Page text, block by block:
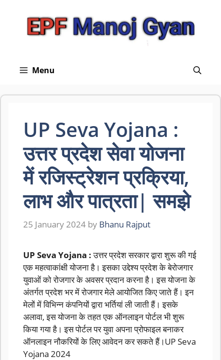
Menu
UP Seva Yojana :
उत्तर प्रदेश सेवा योजना
में रजिस्ट्रेशन प्रक्रिया,
लाभ और पात्रता| समझे
25 January 2024 by Bhanu Rajput
UP Seva Yojana :उत्तर प्रदेश सरकार द्वारा शुरू की गई
एक महत्वाकांक्षी योजना है। इसका उद्देश्य प्रदेश के बेरोजगार
युवाओं को रोजगार के अवसर प्रदान करना है। इस योजना के
अंतर्गत प्रदेश भर में रोजगार मेले आयोजित किए जाते हैं। इन
मेलों में विभिन्न कंपनियों द्वारा भर्तियां ली जाती हैं। इसके
अलावा, इस योजना के तहत एक ऑनलाइन पोर्टल भी शुरू
किया गया है। इस पोर्टल पर युवा अपना प्रोफाइल बनाकर
ऑनलाइन नौकरियों के लिए आवेदन कर सकते हैं।UP Seva
Yojana 2024